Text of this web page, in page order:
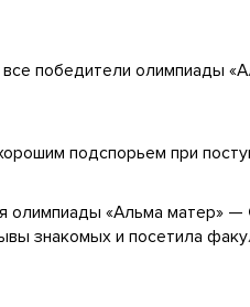
победители олимпиады
подспорьем при
олимпиады «Альма матер» —
знакомых и посетила